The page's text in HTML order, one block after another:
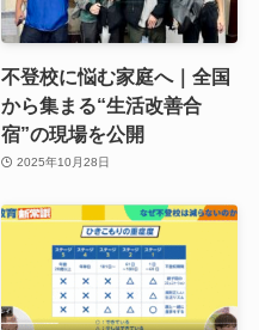
不登校に悩む家庭へ｜全国
から集まる“生活改善合
宿”の現場を公開
2025年10月28日